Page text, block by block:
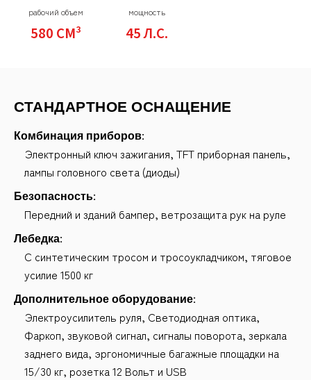
рабочий объем
580 СМ³
мощность
45 Л.С.
СТАНДАРТНОЕ ОСНАЩЕНИЕ
Комбинация приборов:
Электронный ключ зажигания, TFT приборная панель,
лампы головного света (диоды)
Безопасность:
Передний и зданий бампер, ветрозащита рук на руле
Лебедка:
С синтетическим тросом и тросоукладчиком, тяговое
усилие 1500 кг
Дополнительное оборудование:
Электроусилитель руля, Светодиодная оптика,
Фаркоп, звуковой сигнал, сигналы поворота, зеркала
заднего вида, эргономичные багажные площадки на
15/30 кг, розетка 12 Вольт и USB